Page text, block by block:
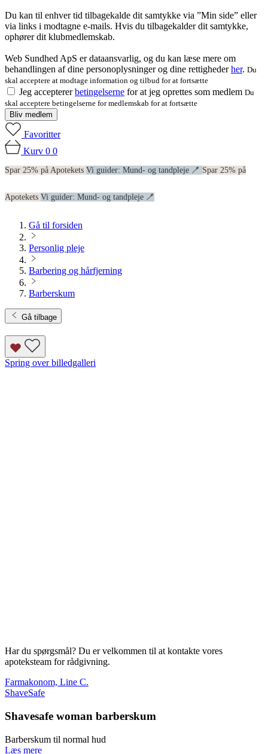
Du kan til enhver tid tilbagekalde dit samtykke via ”Min side” eller
via links i modtagne e-mails. Hvis du tilbagekalder dit samtykke,
ophører dit klubmedlemskab.
Web Sundhed ApS er dataansvarlig, og du kan læse mere om
behandlingen af dine personoplysninger og dine rettighederher. Du
skal acceptere at modtage information og tilbud for at fortsætte
Jeg acceptererbetingelserne for at jeg oprettes som medlem Du
skal acceptere betingelserne for medlemskab for at fortsætte
Bliv medlem
Favoritter
Kurv 0 0
Spar 25% på Apotekets Vi guider: Mund- og tandpleje 🪥 Spar 25% på
Apotekets Vi guider: Mund- og tandpleje 🪥
Gå til forsiden
Personlig pleje
Barbering og hårfjerning
Barberskum
Gå tilbage
Spring over billedgalleri
Har du spørgsmål? Du er velkommen til at kontakte vores
apoteksteam for rådgivning.
Farmakonom, Line C.
ShaveSafe
Shavesafe woman barberskum
Barberskum til normal hud
Læs mere